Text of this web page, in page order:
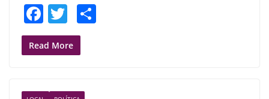
F
a
c
b
T
w
itt
Read More